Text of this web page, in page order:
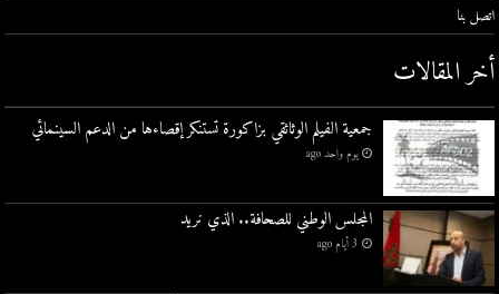
اتصل بنا
أخر المقالات
جمعية الفيلم الوثائقي بزاكورة تستنكر إقصاءها من الدعم السينمائي
يوم واحد ago
المجلس الوطني للصحافة.. الذي نريد
3 أيام ago